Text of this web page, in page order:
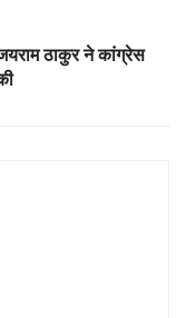
ठाकुर ने कांग्रेस